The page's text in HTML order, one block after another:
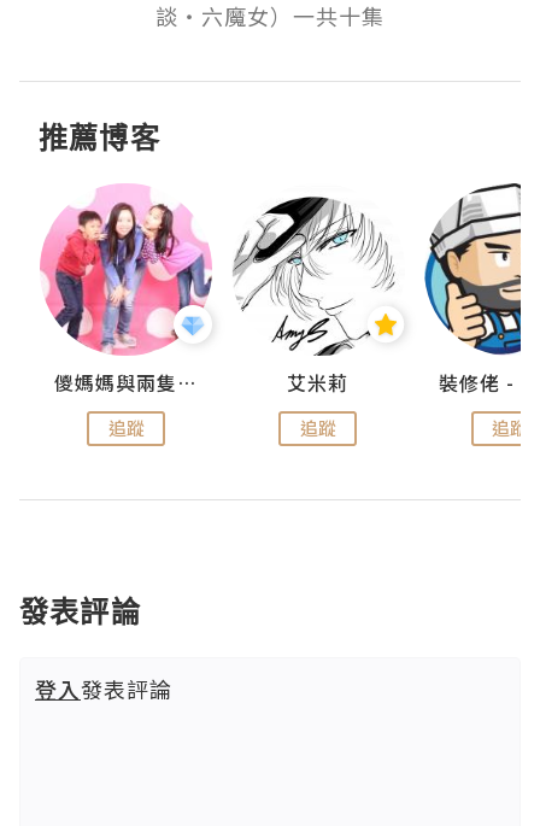
推薦博客
儍媽媽與兩隻小魔怪之家
追蹤
艾米莉
追蹤 追蹤
發表評論
登入發表評論